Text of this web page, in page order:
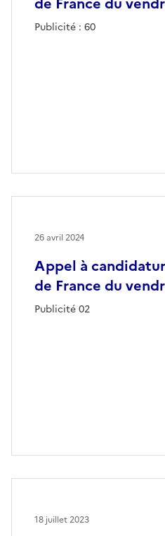
Publicité : 60
Appel à
de France du
Publicité 02
26 avril 2024
18 juillet 2023